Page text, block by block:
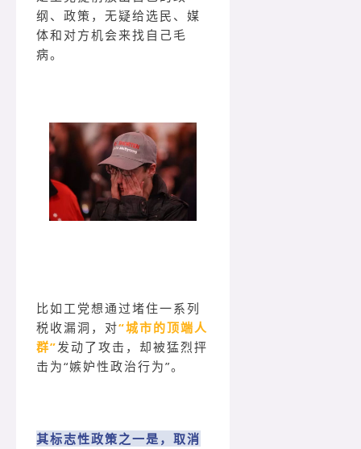
纲、政策，无疑给选民、媒
体和对方机会来找自己毛
病。
比如工党想通过堵住一系列
税收漏洞，对“城市的顶端人
群”发动了攻击，却被猛烈抨
击为“嫉妒性政治行为”。
其标志性政策之一是，取消